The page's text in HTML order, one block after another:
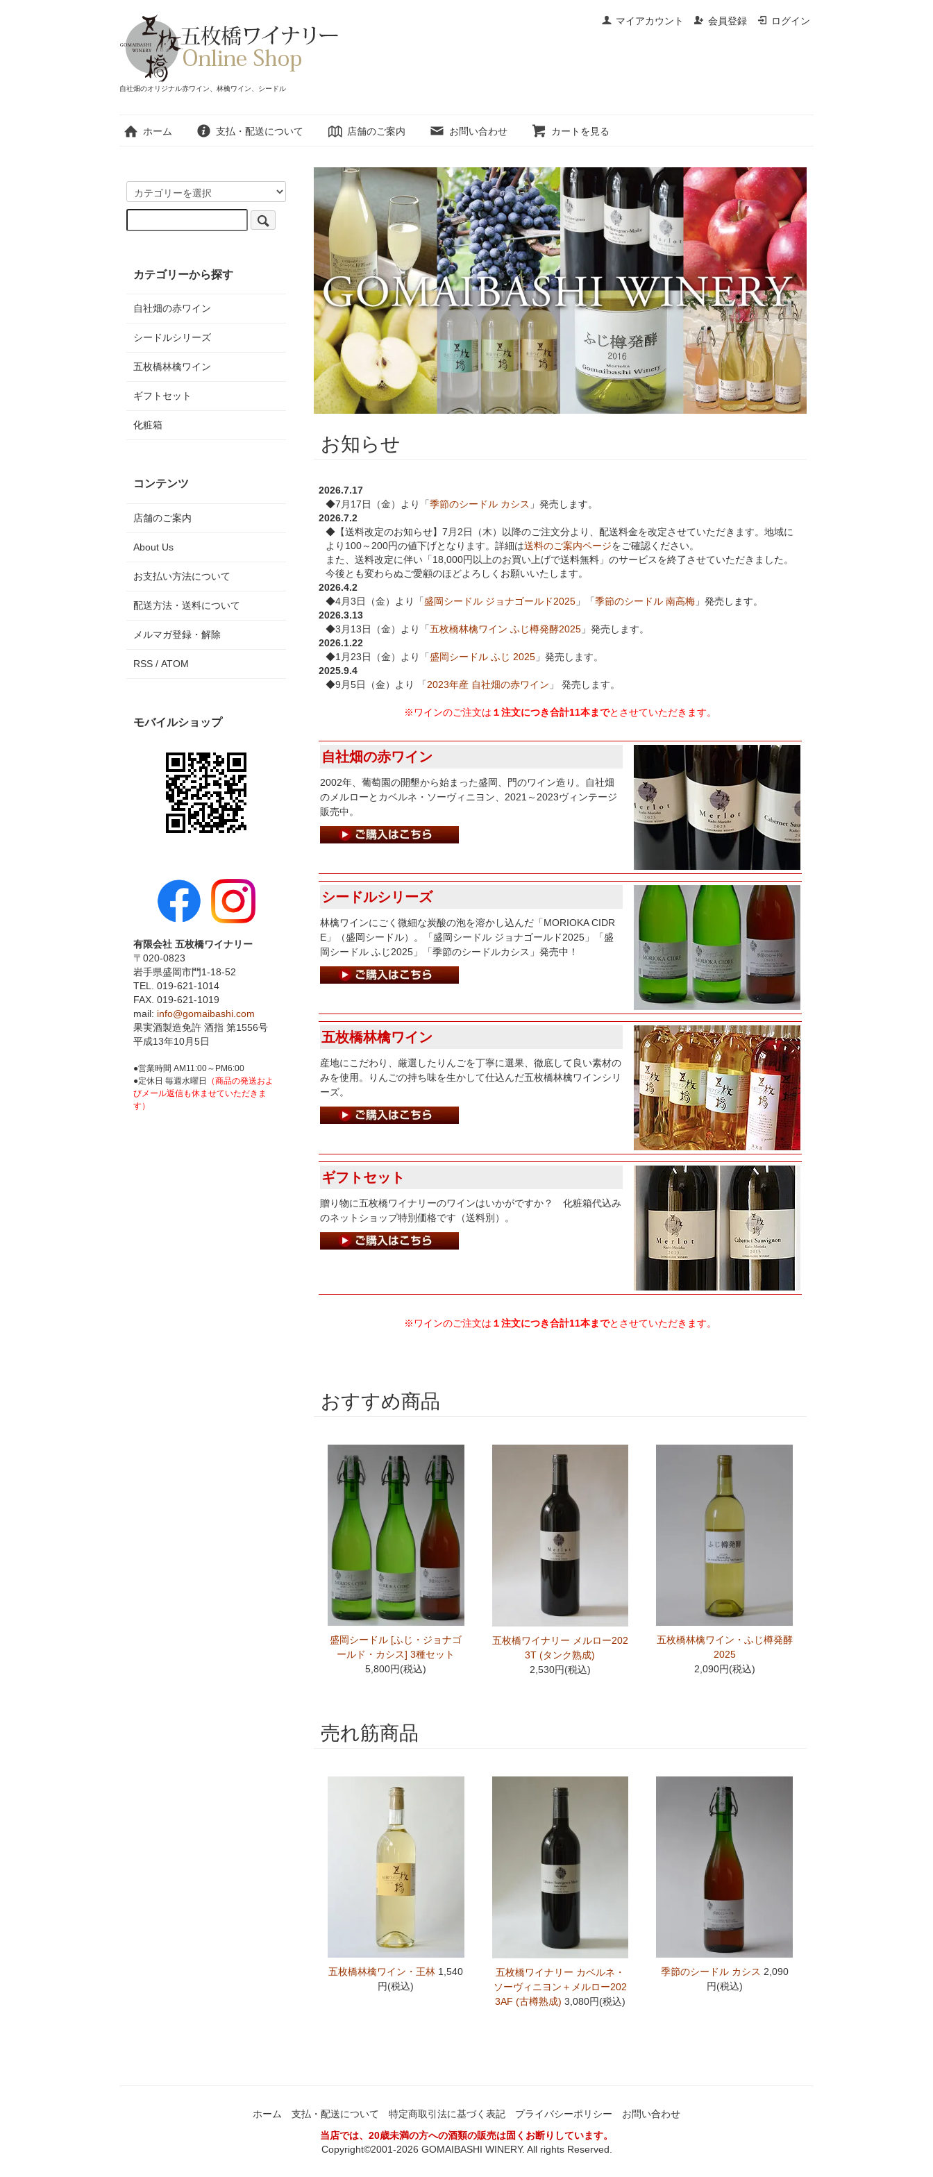
マイアカウント 会員登録 ログイン
自社畑のオリジナル赤ワイン、林檎ワイン、シードル
ホーム 支払・配送について 店舗のご案内 お問い合わせ カートを見る
お知らせ
2026.7.17
◆7月17日（金）より「季節のシードル カシス 」発売します。
2026.7.2
◆【送料改定のお知らせ】7月2日（木）以降のご注文分より、配送料金を改定させていただきます。地域に
より100～200円の値下げとなります。詳細は送料のご案内ページをご確認ください。
また、送料改定に伴い「18,000円以上のお買い上げで送料無料」のサービスを終了させていただきました。
今後とも変わらぬご愛顧のほどよろしくお願いいたします。
2026.4.2
◆4月3日（金）より「盛岡シードル ジョナゴールド2025 」「季節のシードル 南高梅 」発売します。
2026.3.13
◆3月13日（金）より「五枚橋林檎ワイン ふじ樽発酵2025 」発売します。
2026.1.22
◆1月23日（金）より「盛岡シードル ふじ 2025 」発売します。
2025.9.4
◆9月5日（金）より 「2023年産 自社畑の赤ワイン 」 発売します。
※ワインのご注文は １注文につき合計11本までとさせていただきます。
自社畑の赤ワイン
2002年、葡萄園の開墾から始まった盛岡、門のワイン造り。自社畑
のメルローとカベルネ・ソーヴィニヨン、2021～2023ヴィンテージ
販売中。
シードルシリーズ
林檎ワインにごく微細な炭酸の泡を溶かし込んだ「MORIOKA CIDR
E」（盛岡シードル）。「盛岡シードル ジョナゴールド2025」「盛
岡シードル ふじ2025」「季節のシードルカシス」発売中！
五枚橋林檎ワイン
産地にこだわり、厳選したりんごを丁寧に選果、徹底して良い素材の
みを使用。りんごの持ち味を生かして仕込んだ五枚橋林檎ワインシリ
ーズ。
ギフトセット
贈り物に五枚橋ワイナリーのワインはいかがですか？ 化粧箱代込み
のネットショップ特別価格です（送料別）。
※ワインのご注文は １注文につき合計11本までとさせていただきます。
おすすめ商品
盛岡シードル [ふじ・ジョナゴ
ールド・カシス] 3種セット
5,800円(税込)
五枚橋ワイナリー メルロー202
3T (タンク熟成)
2,530円(税込)
五枚橋林檎ワイン・ふじ樽発酵
2025
2,090円(税込)
売れ筋商品
五枚橋林檎ワイン・王林 1,540
円(税込)
五枚橋ワイナリー カベルネ・
ソーヴィニヨン＋メルロー202
3AF (古樽熟成) 3,080円(税込)
季節のシードル カシス 2,090
円(税込)
カテゴリーから探す
自社畑の赤ワイン
シードルシリーズ
五枚橋林檎ワイン
ギフトセット
化粧箱
コンテンツ
店舗のご案内
About Us
お支払い方法について
配送方法・送料について
メルマガ登録・解除
RSS / ATOM
モバイルショップ
有限会社 五枚橋ワイナリー
〒020-0823
岩手県盛岡市門1-18-52
TEL. 019-621-1014
FAX. 019-621-1019
mail: info@gomaibashi.com
果実酒製造免許 酒指 第1556号
平成13年10月5日
●営業時間 AM11:00～PM6:00
●定休日 毎週水曜日
（商品の発送およ
びメール返信も休ませていただきま
す）
ホーム 支払・配送について 特定商取引法に基づく表記 プライバシーポリシー
お問い合わせ
当店では、20歳未満の方への酒類の販売は固くお断りしています。
Copyright©2001-2026 GOMAIBASHI WINERY. All rights Reserved.